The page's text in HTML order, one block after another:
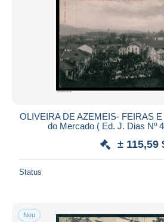
OLIVEIRA DE AZEMEIS- FEIRAS
do Mercado ( Ed. J. Dias Nº
± 115,59
Status
Neu